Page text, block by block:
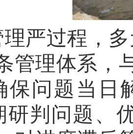
理严过程，
管理体系，
保问题当日
研判问题、